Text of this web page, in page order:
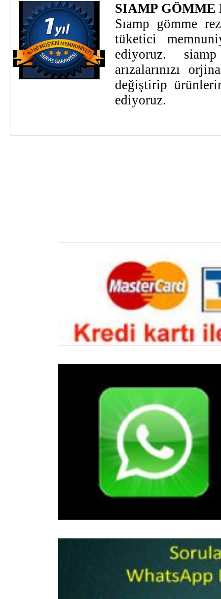
SIAMP GÖMME
Sıamp gömme
tüketici
ediyoruz.
arızalarınızı
değiştirip
ediyoruz.